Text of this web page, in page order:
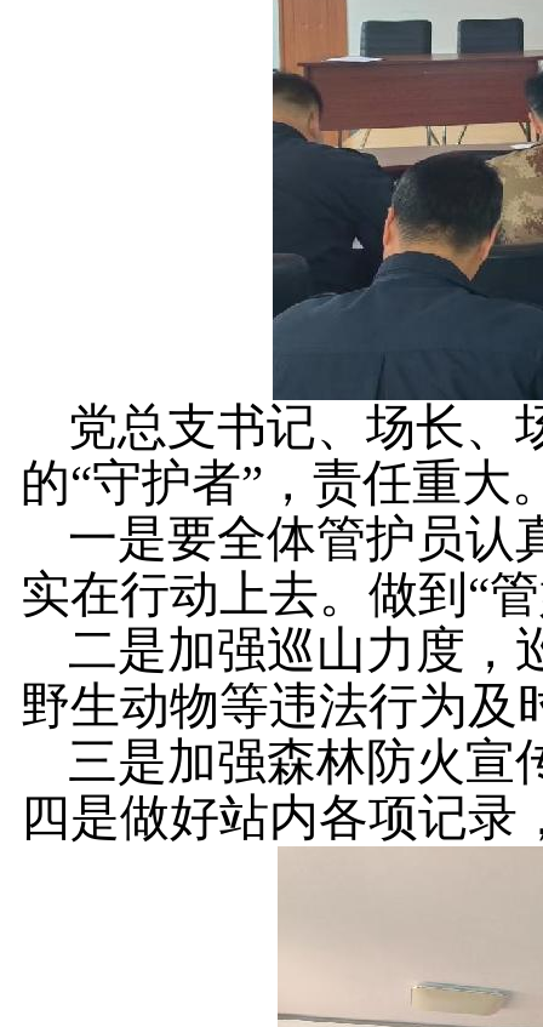
党总支书记、场长、
的“守护者”，责任重大
一是要全体管护员认
实在行动上去。做到 “
二是加强巡山力度，
野生动物等违法行为及
三是加强森林防火宣
四是做好站内各项记